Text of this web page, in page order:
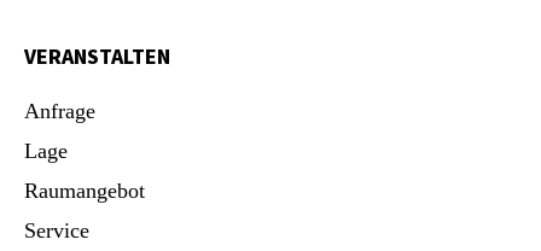
VERANSTALTEN
Anfrage
Lage
Raumangebot
Service